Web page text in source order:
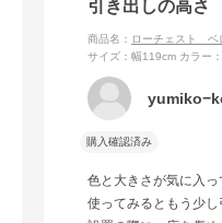
引き出しの高さ
商品名： ローチェスト
サイズ：幅119cm カラー
購入確認済み
色と大きさが気に入っ
使ってみるともう少